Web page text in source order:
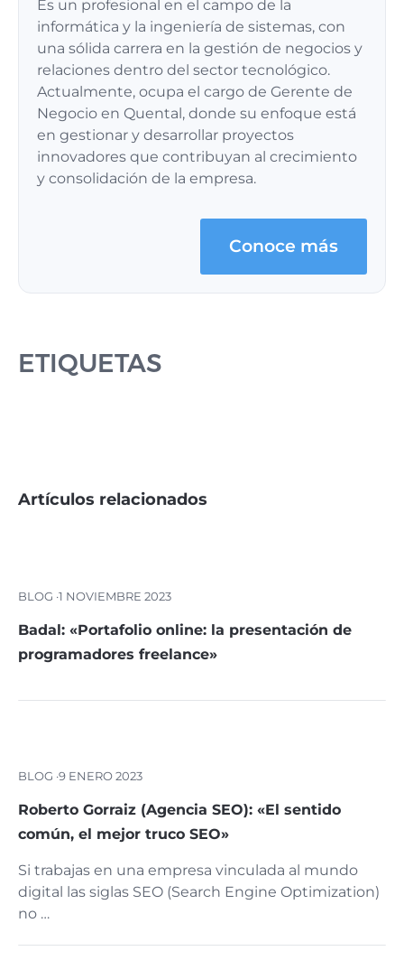
Es un profesional en el campo de la
informática y la ingeniería de sistemas, con
una sólida carrera en la gestión de negocios y
relaciones dentro del sector tecnológico.
Actualmente, ocupa el cargo de Gerente de
Negocio en Quental, donde su enfoque está
en gestionar y desarrollar proyectos
innovadores que contribuyan al crecimiento
y consolidación de la empresa.
Conoce más
ETIQUETAS
Artículos relacionados
BLOG ·1 NOVIEMBRE 2023
Badal: «Portafolio online: la presentación de
programadores freelance»
BLOG ·9 ENERO 2023
Roberto Gorraiz (Agencia SEO): «El sentido
común, el mejor truco SEO»
Si trabajas en una empresa vinculada al mundo
digital las siglas SEO (Search Engine Optimization)
no …